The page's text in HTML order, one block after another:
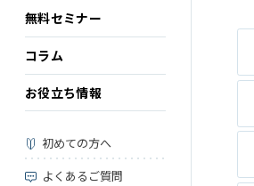
無料セミナー
コラム
お役立ち情報
初めての方へ
よくあるご質問